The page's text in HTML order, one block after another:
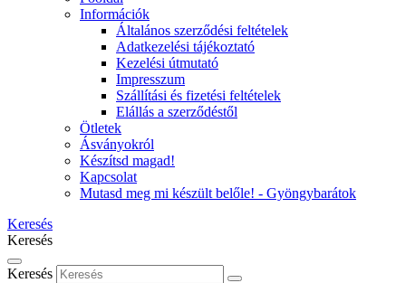
Információk
Általános szerződési feltételek
Adatkezelési tájékoztató
Kezelési útmutató
Impresszum
Szállítási és fizetési feltételek
Elállás a szerződéstől
Ötletek
Ásványokról
Készítsd magad!
Kapcsolat
Mutasd meg mi készült belőle! - Gyöngybarátok
Keresés
Keresés
Keresés